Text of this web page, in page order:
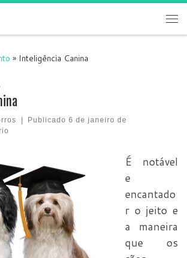
» Inteligência Canina
| Publicado6 de janeiro de
É notável
e
encantado
r o jeito e
a maneira
que os